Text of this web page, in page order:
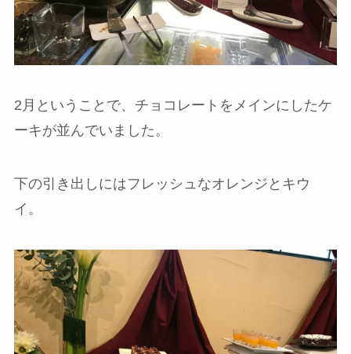
2月ということで、チョコレートをメインにしたケ
ーキが並んでいました。
下の引き出しにはフレッシュなオレンジとキウ
イ。